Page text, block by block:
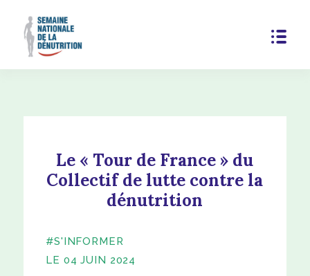
Le « Tour de France » du
Collectif de lutte contre la
dénutrition
#S'INFORMER
LE 04 JUIN 2024